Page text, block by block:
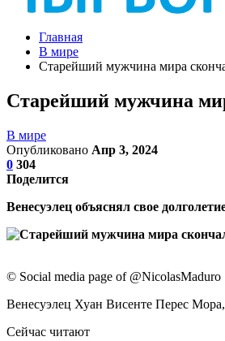
Главная
В мире
Старейший мужчина мира
Старейший мужчина
В мире
Опубликовано Апр 3, 2024
0 304
Поделится
Венесуэлец объяснял свое
© Social media page of @NicolasMaduro
Венесуэлец Хуан Висенте Перес
Сейчас читают